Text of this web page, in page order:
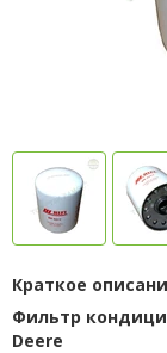
Краткое
Фильтр
Deere